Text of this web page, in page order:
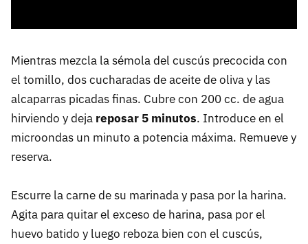
Mientras mezcla la sémola del cuscús precocida con
el tomillo, dos cucharadas de aceite de oliva y las
alcaparras picadas finas. Cubre con 200 cc. de agua
hirviendo y deja reposar 5 minutos. Introduce en el
microondas un minuto a potencia máxima. Remueve y
reserva.
Escurre la carne de su marinada y pasa por la harina.
Agita para quitar el exceso de harina, pasa por el
huevo batido y luego reboza bien con el cuscús,